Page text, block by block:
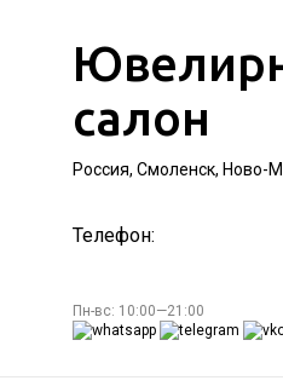
салон
Россия, Смоленск, Ново-
Телефон:
Пн-вс: 10:00—21:00